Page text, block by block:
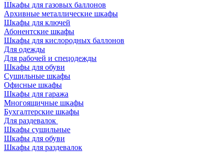
Шкафы для газовых баллонов
Архивные металлические шкафы
Шкафы для ключей
Абонентские шкафы
Шкафы для кислородных баллонов
Для одежды
Для рабочей и спецодежды
Шкафы для обуви
Сушильные шкафы
Офисные шкафы
Шкафы для гаража
Многоящичные шкафы
Бухгалтерские шкафы
Для раздевалок
Шкафы сушильные
Шкафы для обуви
Шкафы для раздевалок